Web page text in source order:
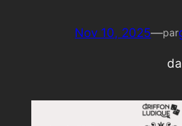
Nov 10, 2025—par